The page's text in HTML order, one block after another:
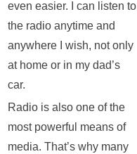
even easier. I can listen to
the radio anytime and
anywhere I wish, not only
at home or in my dad’s
car.
Radio is also one of the
most powerful means of
media. That’s why many